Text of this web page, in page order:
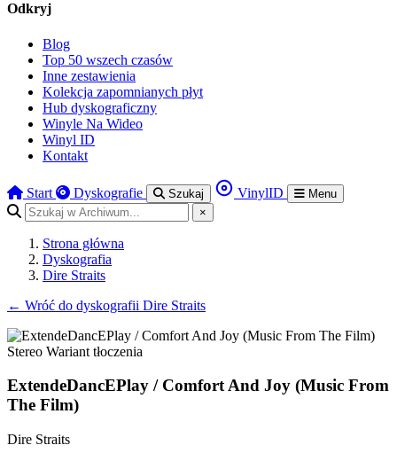
Odkryj
Blog
Top 50 wszech czasów
Inne zestawienia
Kolekcja zapomnianych płyt
Hub dyskograficzny
Winyle Na Wideo
Winyl ID
Kontakt
Start Dyskografie Szukaj VinylID
Menu
×
Strona główna
Dyskografia
Dire Straits
← Wróć do dyskografii Dire Straits
Stereo Wariant tłoczenia
ExtendeDancEPlay / Comfort And Joy (Music From
The Film)
Dire Straits